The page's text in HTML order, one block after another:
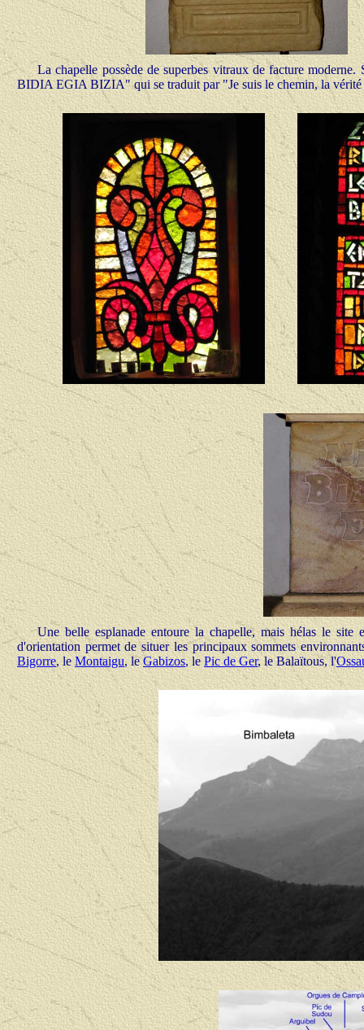
La chapelle possède de superbes vitraux de facture
BIDIA EGIA BIZIA" qui se traduit par "Je suis le chemin, la
Une belle esplanade entoure la chapelle, mais hélas le
d'orientation permet de situer les principaux sommets
Bigorre, leMontaigu, leGabizos, le Pic de Ger, le Balaïtous, l'